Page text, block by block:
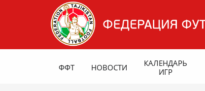
ФФТ НОВОСТИ
КАЛЕНДАРЬ
ИГР